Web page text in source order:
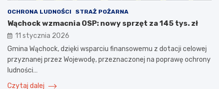
OCHRONA LUDNOŚCI STRAŻ POŻARNA
Wąchock wzmacnia OSP: nowy sprzęt za 145 tys. zł
11 stycznia 2026
Gmina Wąchock, dzięki wsparciu finansowemu z dotacji celowej
przyznanej przez Wojewodę, przeznaczonej na poprawę ochrony
ludności…
Czytaj dalej